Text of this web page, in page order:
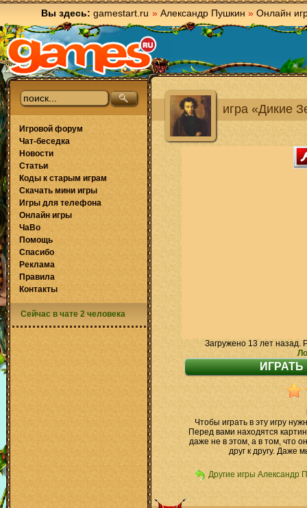
Вы здесь: gamestart.ru » Александр Пушкин » Онлайн
игра «Дикие
Загружено 13 лет назад.
Чтобы играть в эту игру
Перед вами находятся
даже не в этом, а в том, что
друг к другу. Даже
Другие игры Александр
Игровой форум
Чат-беседка
Новости
Статьи
Коды к старым играм
Скачать мини игры
Игры для телефона
Онлайн игры
ЧаВо
Помощь
Спасибо
Реклама
Правила
Контакты
Сейчас в чате 2 человека